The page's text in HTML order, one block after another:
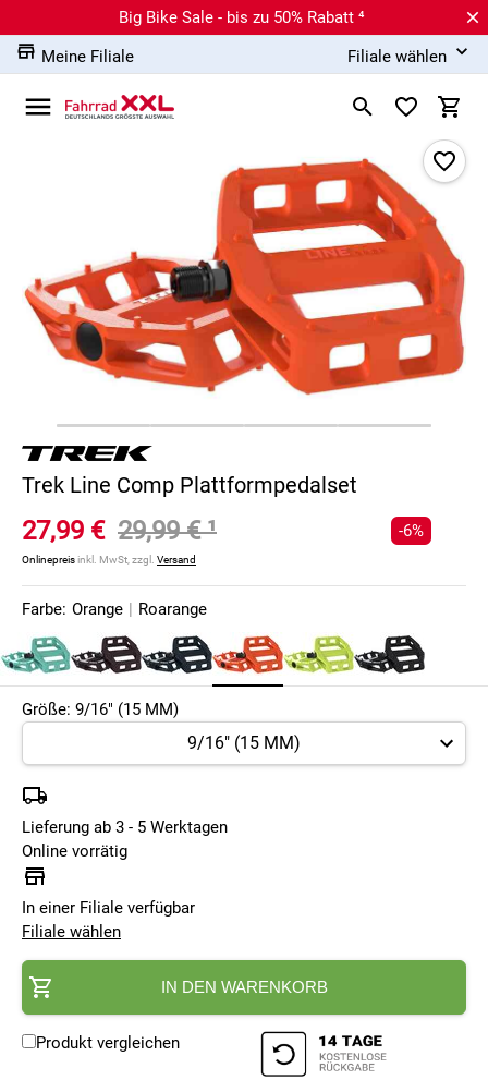
Big Bike Sale - bis zu 50% Rabatt ⁴
Meine Filiale
Filiale wählen
Trek Line Comp Plattformpedalset
27,99 € 29,99 €¹
Onlinepreisinkl. MwSt, zzgl. Versand
-6%
Farbe: Orange | Roarange
Größe: 9/16" (15 MM)
Lieferung ab 3 - 5 Werktagen
Online vorrätig
In einer Filiale verfügbar
Filiale wählen
IN DEN WARENKORB
Produkt vergleichen